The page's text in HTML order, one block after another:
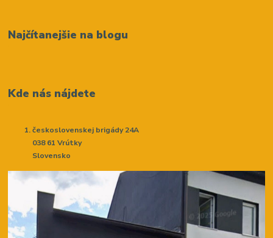
Najčítanejšie na blogu
Kde nás nájdete
československej brigády 24A
038 61 Vrútky
Slovensko